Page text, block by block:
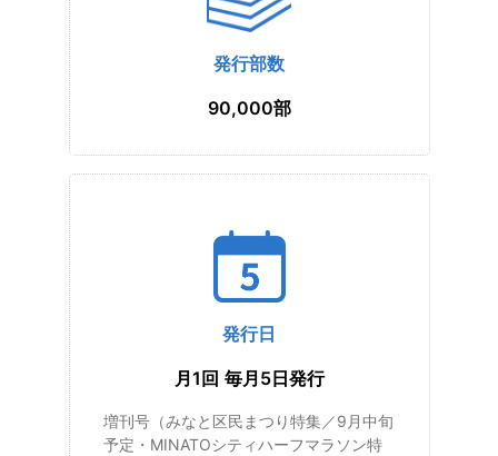
発行部数
90,000部
発行日
月1回 毎月5日発行
増刊号（みなと区民まつり特集／9月中旬
予定・MINATOシティハーフマラソン特